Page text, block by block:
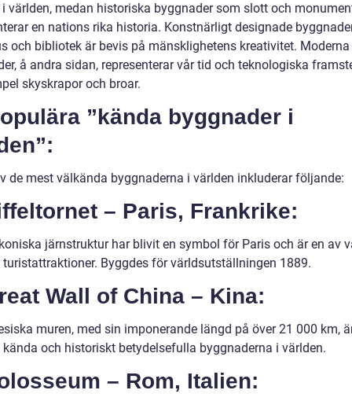
världen, medan historiska byggnader som slott och
en nations rika historia. Konstnärligt designade
och bibliotek är bevis på mänsklighetens kreativitet. Moderna
å andra sidan, representerar vår tid och teknologiska
skyskrapor och broar.
”kända byggnader i
de mest välkända byggnaderna i världen inkluderar följande:
– Paris, Frankrike:
järnstruktur har blivit en symbol för Paris och är en av
Byggdes för världsutställningen 1889.
Wall of China – Kina:
muren, med sin imponerande längd på över 21 000 km,
kända och historiskt betydelsefulla byggnaderna i världen.
– Rom, Italien: